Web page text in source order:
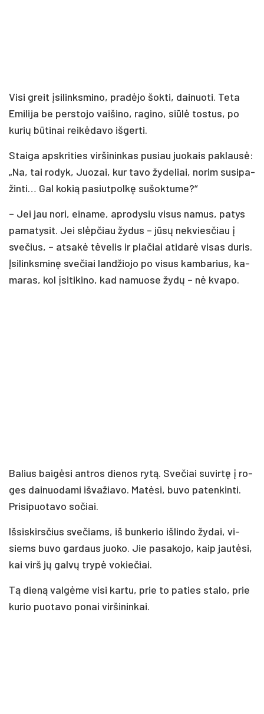
Vi­si greit įsi­links­mi­no, pra­dė­jo šok­ti, dai­nuo­ti. Te­ta
Emi­li­ja be per­sto­jo vai­ši­no, ra­gi­no, siū­lė tos­tus, po
ku­rių bū­ti­nai rei­kė­da­vo iš­ger­ti.
Stai­ga ap­skri­ties vir­ši­nin­kas pu­siau juo­kais pa­klau­sė:
„Na, tai ro­dyk, Juo­zai, kur ta­vo žy­de­liai, no­rim su­si­pa­
žin­ti… Gal ko­kią pa­siut­pol­kę su­šok­tu­me?“
– Jei jau no­ri, ei­na­me, ap­ro­dy­siu vi­sus na­mus, pa­tys
pa­ma­ty­sit. Jei slėp­čiau žy­dus – jū­sų ne­kvies­čiau į
sve­čius, – at­sa­kė tė­ve­lis ir pla­čiai ati­da­rė vi­sas du­ris.
Įsi­links­mi­nę sve­čiai lan­džio­jo po vi­sus kam­ba­rius, ka­
ma­ras, kol įsi­ti­ki­no, kad na­muo­se žy­dų – nė kva­po.
Ba­lius bai­gė­si ant­ros die­nos ry­tą. Sve­čiai su­vir­tę į ro­
ges dai­nuo­da­mi iš­va­žia­vo. Ma­tė­si, bu­vo pa­ten­kin­ti.
Pri­si­puo­ta­vo so­čiai.
Iš­sis­kirs­čius sve­čiams, iš bun­ke­rio iš­lin­do žy­dai, vi­
siems bu­vo gar­daus juo­ko. Jie pa­sa­ko­jo, kaip jau­tė­si,
kai virš jų gal­vų try­pė vo­kie­čiai.
Tą die­ną val­gė­me vi­si kar­tu, prie to pa­ties sta­lo, prie
ku­rio puo­ta­vo po­nai vir­ši­nin­kai.